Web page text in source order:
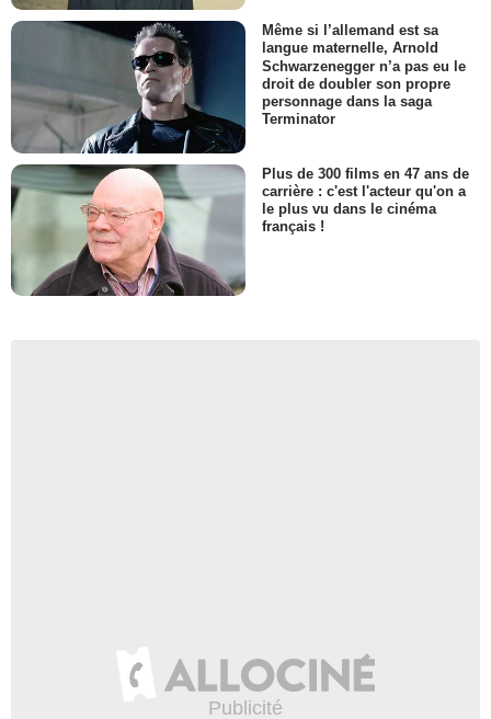
Même si l’allemand est sa
langue maternelle, Arnold
Schwarzenegger n’a pas eu le
droit de doubler son propre
personnage dans la saga
Terminator
Plus de 300 films en 47 ans de
carrière : c'est l'acteur qu'on a
le plus vu dans le cinéma
français !